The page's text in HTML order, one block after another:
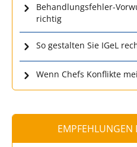
Behandlungsfehler-
richtig
So gestalten Sie IGeL
Wenn Chefs Konflikte
EMPFEHLUNGEN